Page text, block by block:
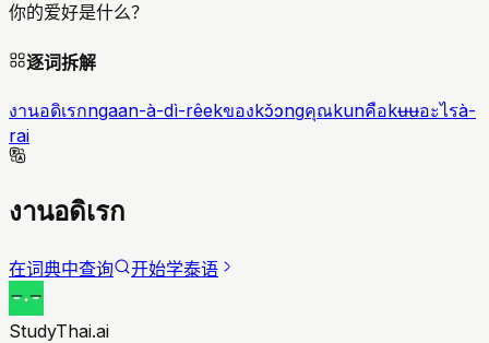
你的爱好是什么？
逐词拆解
งานอดิเรกngaan-à-dì-rêekของkɔ̌ɔngคุณkunคือkʉʉอะไรà-
rai
งานอดิเรก
在词典中查询 开始学泰语
StudyThai.ai